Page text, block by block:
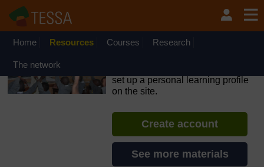
Ruka hadi kwa yaliyomo
OpenLearn Create will be unavailable on Wednesday 12
August 2026 from 8am to 10.30am (GMT) due to routine
Home Resources Courses Research
The network
set up a personal learning profile
on the site.
Create account
See more materials